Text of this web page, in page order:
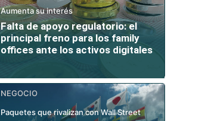
Aumenta su interés
Falta de apoyo regulatorio: el
principal freno para los family
offices ante los activos digitales
NEGOCIO
Paquetes que rivalizan con Wall Street